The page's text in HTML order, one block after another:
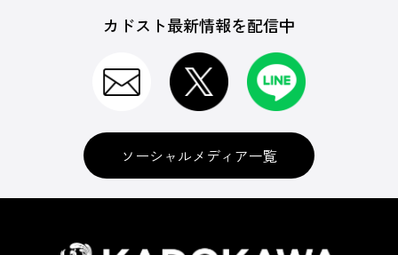
カドスト最新情報を配信中
ソーシャルメディア一覧